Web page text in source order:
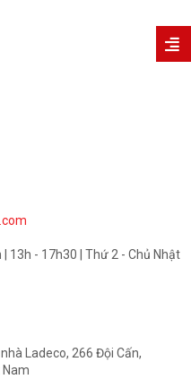
| 13h - 17h30 | Thứ 2 - Chủ Nhật
Ladeco, 266 Đội Cấn,
Nam